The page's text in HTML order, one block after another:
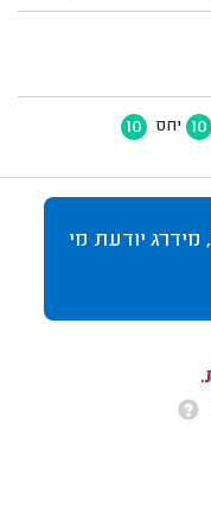
10 יחס 10
מידרג יודעת מי